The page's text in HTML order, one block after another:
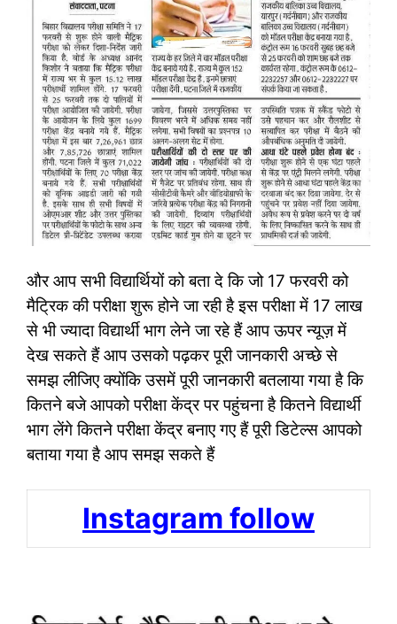
और आप सभी विद्यार्थियों को बता दे कि जो 17 फरवरी को
मैट्रिक की परीक्षा शुरू होने जा रही है इस परीक्षा में 17 लाख
से भी ज्यादा विद्यार्थी भाग लेने जा रहे हैं आप ऊपर न्यूज़ में
देख सकते हैं आप उसको पढ़कर पूरी जानकारी अच्छे से
समझ लीजिए क्योंकि उसमें पूरी जानकारी बतलाया गया है कि
कितने बजे आपको परीक्षा केंद्र पर पहुंचना है कितने विद्यार्थी
भाग लेंगे कितने परीक्षा केंद्र बनाए गए हैं पूरी डिटेल्स आपको
बताया गया है आप समझ सकते हैं
Instagram follow